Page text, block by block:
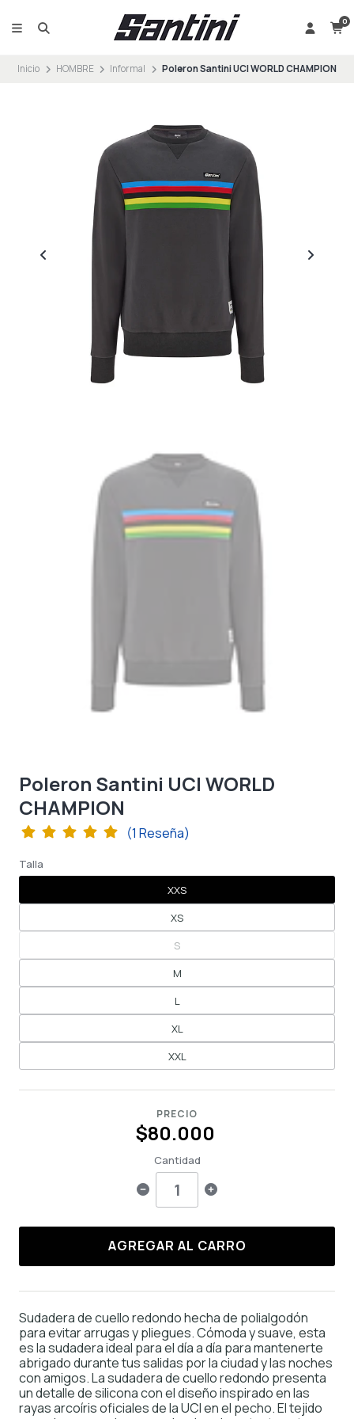
0
Inicio HOMBRE Informal Poleron Santini UCI WORLD CHAMPION
Poleron Santini UCI WORLD
CHAMPION
(1 Reseña)
Talla
XXS
XS
S
M
L
XL
XXL
PRECIO
$80.000
Cantidad
AGREGAR AL CARRO
Sudadera de cuello redondo hecha de polialgodón
para evitar arrugas y pliegues. Cómoda y suave, esta
es la sudadera ideal para el día a día para mantenerte
abrigado durante tus salidas por la ciudad y las noches
con amigos. La sudadera de cuello redondo presenta
un detalle de silicona con el diseño inspirado en las
rayas arcoíris oficiales de la UCI en el pecho. El tejido